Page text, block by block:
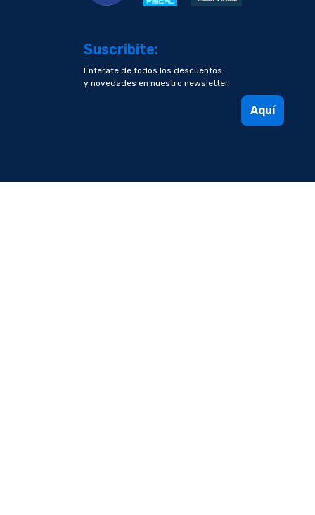
Suscribite:
Enterate de todos los descuentos
y novedades en nuestro newsletter.
Aquí